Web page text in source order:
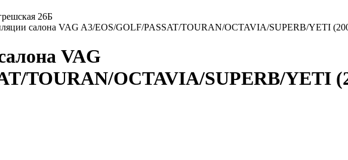
26Б
салона VAG A3/EOS/GOLF/PASSAT/TOURAN/OCTAVIA/SUPERB/YETI
VAG
TOURAN/OCTAVIA/SUPERB/YETI